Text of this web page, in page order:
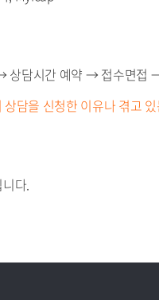
상담시간 예약 → 접수면
상담을 신청한 이유나 겪고
다.